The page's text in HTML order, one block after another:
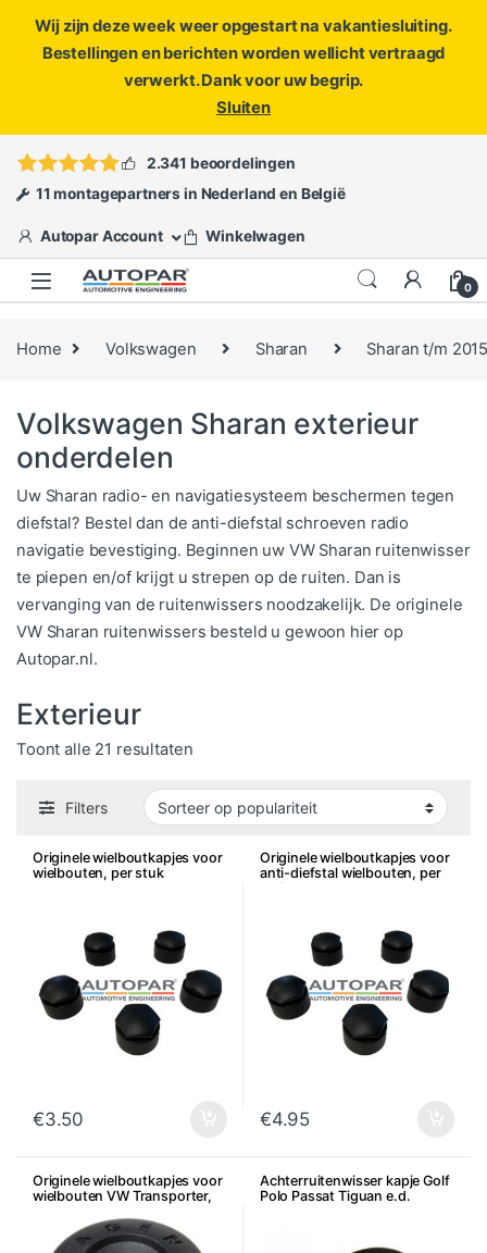
Wij zijn deze week weer opgestart na vakantiesluiting.
Bestellingen en berichten worden wellicht vertraagd
verwerkt. Dank voor uw begrip.
Sluiten
ofopen een ticket
2.341 beoordelingen
11 montagepartners in Nederland en België
Autopar Account Winkelwagen
0
Home Volkswagen Sharan Sharan t/m
Volkswagen Sharan exterieur
onderdelen
Uw Sharan radio- en navigatiesysteem beschermen tegen
diefstal? Bestel dan de anti-diefstal schroeven radio
navigatie bevestiging. Beginnen uw VW Sharan ruitenwisser
te piepen en/of krijgt u strepen op de ruiten. Dan is
vervanging van de ruitenwissers noodzakelijk. De originele
VW Sharan ruitenwissers besteld u gewoon hier op
Autopar.nl.
Exterieur
Toont alle 21 resultatenGesorteerd op populariteit
Filters
Originele wielboutkapjes voor
wielbouten, per stuk
€3.50
Originele wielboutkapjes voor
anti-diefstal wielbouten, per
stuk
€4.95
Originele wielboutkapjes voor
wielbouten VW Transporter,
Achterruitenwisser kapje Golf
Polo Passat Tiguan e.d.